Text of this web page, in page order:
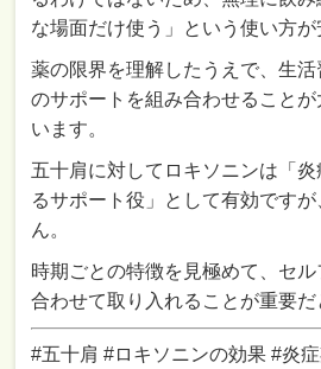
な場面だけ使う」という使い方が
薬の限界を理解したうえで、生
のサポートを組み合わせること
います。
五十肩に対してロキソニンは「
るサポート役」として有効です
ん。
時期ごとの特徴を見極めて、セ
合わせて取り入れることが重要だ
#五十肩 #ロキソニンの効果 #炎